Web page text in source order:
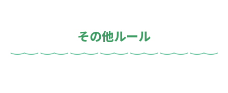
その他ルール